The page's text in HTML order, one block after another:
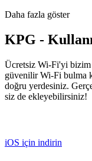
Daha fazla göster
KPG -
Ücretsiz Wi-Fi'yi bizim
güvenilir Wi-Fi bulma
doğru yerdesiniz.
siz de ekleyebilirsiniz!
iOS için indirin